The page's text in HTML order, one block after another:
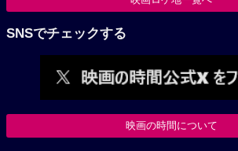
SNSでチェックする
映画の時間について